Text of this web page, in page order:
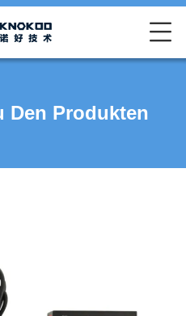
Den Produkten